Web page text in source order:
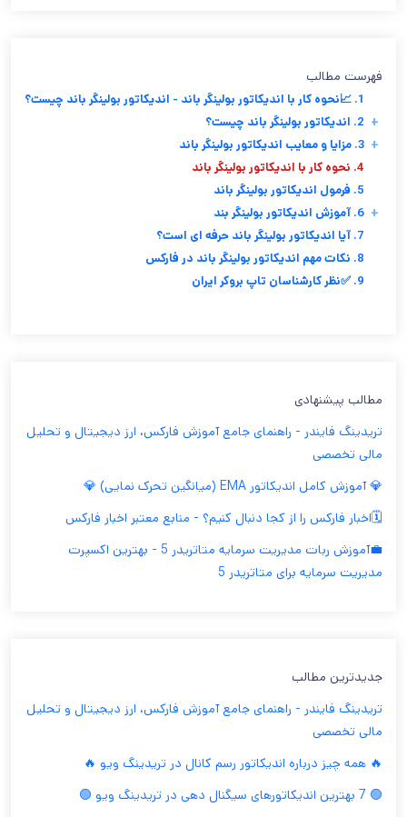
فهرست مطالب
1. 📈نحوه کار با اندیکاتور بولینگر باند - اندیکاتور بولینگر باند چیست؟
2. اندیکاتور بولینگر باند چیست؟ +
3. مزایا و معایب اندیکاتور بولینگر باند +
4. نحوه کار با اندیکاتور بولینگر باند
5. فرمول اندیکاتور بولینگر باند
6. آموزش اندیکاتور بولینگر بند +
7. آیا اندیکاتور بولینگر باند حرفه ای است؟
8. نکات مهم اندیکاتور بولینگر باند در فارکس
9. ✅نظر کارشناسان تاپ بروکر ایران
مطالب پیشنهادی
تریدینگ فایندر - راهنمای جامع آموزش فارکس، ارز دیجیتال و تحلیل
مالی تخصصی
💎 آموزش کامل اندیکاتور EMA (میانگین تحرک نمایی) 💎
🗓️اخبار فارکس را از کجا دنبال کنیم؟ - منابع معتبر اخبار فارکس
💼آموزش ربات مدیریت سرمایه متاتریدر 5 - بهترین اکسپرت
مدیریت سرمایه برای متاتریدر 5
جدیدترین مطالب
تریدینگ فایندر - راهنمای جامع آموزش فارکس، ارز دیجیتال و تحلیل
مالی تخصصی
🔥 همه چیز درباره اندیکاتور رسم کانال در تریدینگ ویو 🔥
🟢 7 بهترین اندیکاتورهای سیگنال دهی در تریدینگ ویو 🟢